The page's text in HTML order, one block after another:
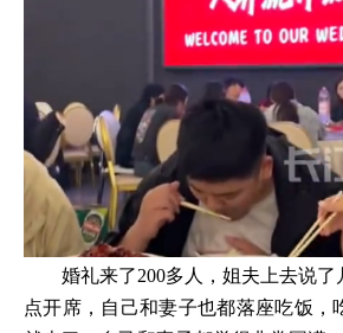
婚礼来了200多人，姐夫上去说了
点开席，自己和妻子也都落座吃饭，